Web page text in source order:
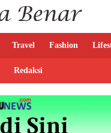
Travel Fashion
Redaksi